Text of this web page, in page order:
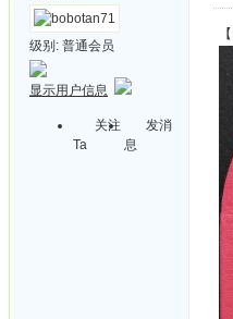
级别: 普通会员
显示用户信息
关注
Ta
发消
息